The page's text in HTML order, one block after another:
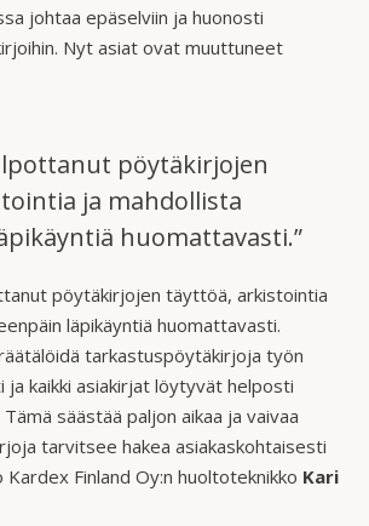
johtaa epäselviin ja huonosti
Nyt asiat ovat muuttuneet
pöytäkirjojen
ja mahdollista
huomattavasti.”
pöytäkirjojen täyttöä, arkistointia
läpikäyntiä huomattavasti.
tarkastuspöytäkirjoja työn
ja kaikki asiakirjat löytyvät helposti
säästää paljon aikaa ja vaivaa
tarvitsee hakea asiakaskohtaisesti
Finland Oy:n huoltoteknikko Kari